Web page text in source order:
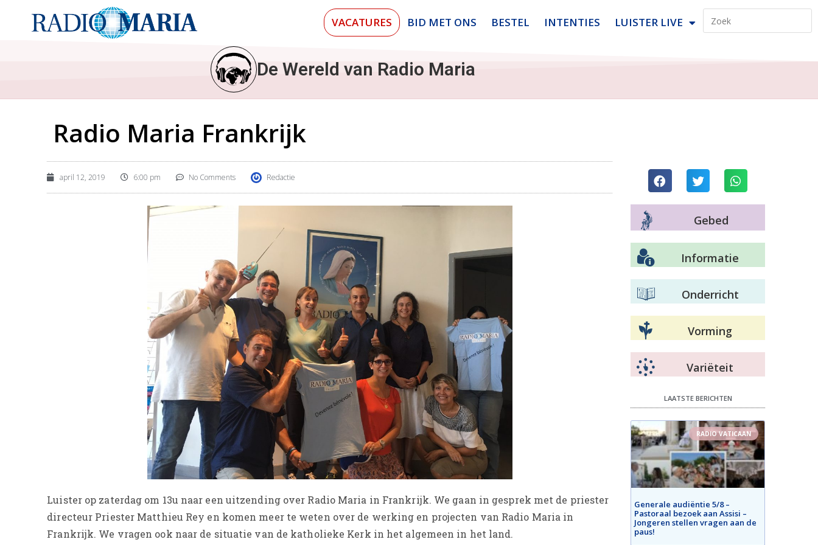
VACATURES BID MET ONS BESTEL INTENTIES LUISTER LIVE
De Wereld van Radio Maria
Radio Maria Frankrijk
april 12, 2019 6:00 pm No Comments Redactie
Luister op zaterdag om 13u naar een uitzending over Radio Maria in Frankrijk. We gaan in gesprek met de priester
directeur Priester Matthieu Rey en komen meer te weten over de werking en projecten van Radio Maria in
Frankrijk. We vragen ook naar de situatie van de katholieke Kerk in het algemeen in het land.
Gebed
Informatie
Onderricht
Vorming
Variëteit
LAATSTE BERICHTEN
RADIO VATICAAN
Generale audiëntie 5/8 –
Pastoraal bezoek aan Assisi –
Jongeren stellen vragen aan de
paus!